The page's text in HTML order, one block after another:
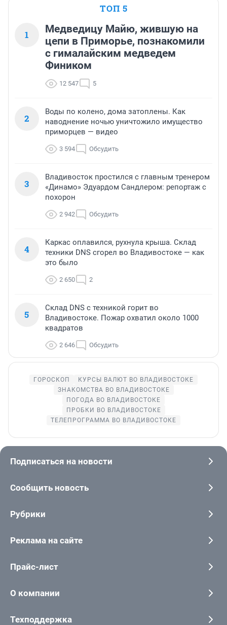
ТОП 5
1
Медведицу Майю, жившую на
цепи в Приморье, познакомили
с гималайским медведем
Фиником
12 547 5
2
Воды по колено, дома затоплены. Как
наводнение ночью уничтожило имущество
приморцев — видео
3 594 Обсудить
3
Владивосток простился с главным тренером
«Динамо» Эдуардом Сандлером: репортаж с
похорон
2 942 Обсудить
4
Каркас оплавился, рухнула крыша. Склад
техники DNS сгорел во Владивостоке — как
это было
2 650 2
5
Склад DNS с техникой горит во
Владивостоке. Пожар охватил около 1000
квадратов
2 646 Обсудить
ГОРОСКОП
КУРСЫ ВАЛЮТ ВО ВЛАДИВОСТОКЕ
ЗНАКОМСТВА ВО ВЛАДИВОСТОКЕ
ПОГОДА ВО ВЛАДИВОСТОКЕ
ПРОБКИ ВО ВЛАДИВОСТОКЕ
ТЕЛЕПРОГРАММА ВО ВЛАДИВОСТОКЕ
Подписаться на новости
Сообщить новость
Рубрики
Реклама на сайте
Прайс-лист
О компании
Техподдержка